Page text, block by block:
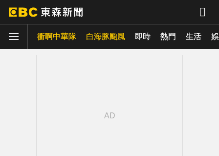
衝啊中華隊 白海豚颱風 即時 熱門 生活